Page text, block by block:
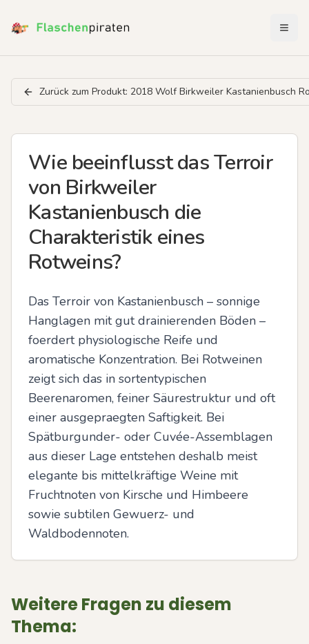
Zurück zum Produkt: 2018 Wolf Birkweiler Kastanienbusch
Wie beeinflusst das Terroir
von Birkweiler
Kastanienbusch die
Charakteristik eines
Rotweins?
Das Terroir von Kastanienbusch – sonnige
Hanglagen mit gut drainierenden Böden –
foerdert physiologische Reife und
aromatische Konzentration. Bei Rotweinen
zeigt sich das in sortentypischen
Beerenaromen, feiner Säurestruktur und oft
einer ausgepraegten Saftigkeit. Bei
Spätburgunder- oder Cuvée-Assemblagen
aus dieser Lage entstehen deshalb meist
elegante bis mittelkräftige Weine mit
Fruchtnoten von Kirsche und Himbeere
sowie subtilen Gewuerz- und
Waldbodennoten.
Weitere Fragen zu diesem
Thema: